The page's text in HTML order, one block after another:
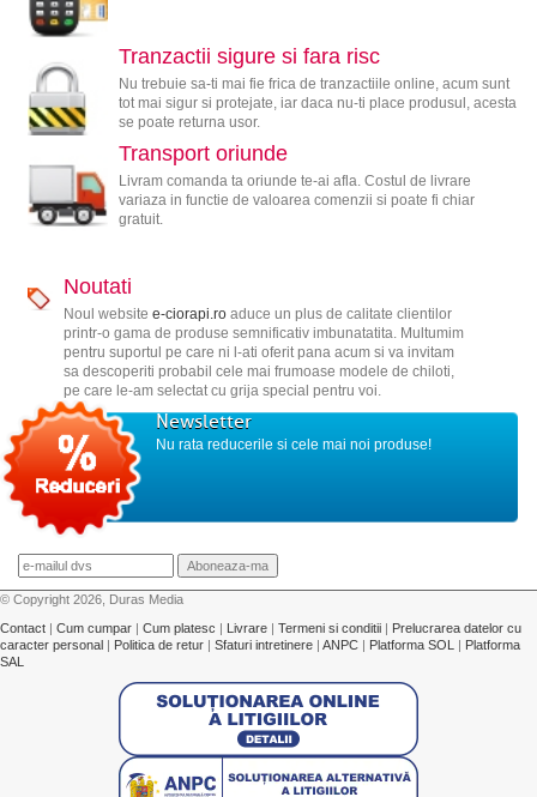
Tranzactii sigure si fara risc
Nu trebuie sa-ti mai fie frica de tranzactiile online, acum sunt
tot mai sigur si protejate, iar daca nu-ti place produsul, acesta
se poate returna usor.
Transport oriunde
Livram comanda ta oriunde te-ai afla. Costul de livrare
variaza in functie de valoarea comenzii si poate fi chiar
gratuit.
Noutati
Noul website e-ciorapi.roaduce un plus de calitate clientilor
printr-o gama de produse semnificativ imbunatatita. Multumim
pentru suportul pe care ni l-ati oferit pana acum si va invitam
sa descoperiti probabil cele mai frumoase modele de chiloti,
pe care le-am selectat cu grija special pentru voi.
Newsletter
Nu rata reducerile si cele mai noi produse!
© Copyright 2026, Duras Media
Contact
Cum cumpar Cum platesc Livrare Termeni si conditii
Prelucrarea datelor cu
caracter personal
Politica de retur Sfaturi intretinere ANPC Platforma SOL
Platforma
SAL